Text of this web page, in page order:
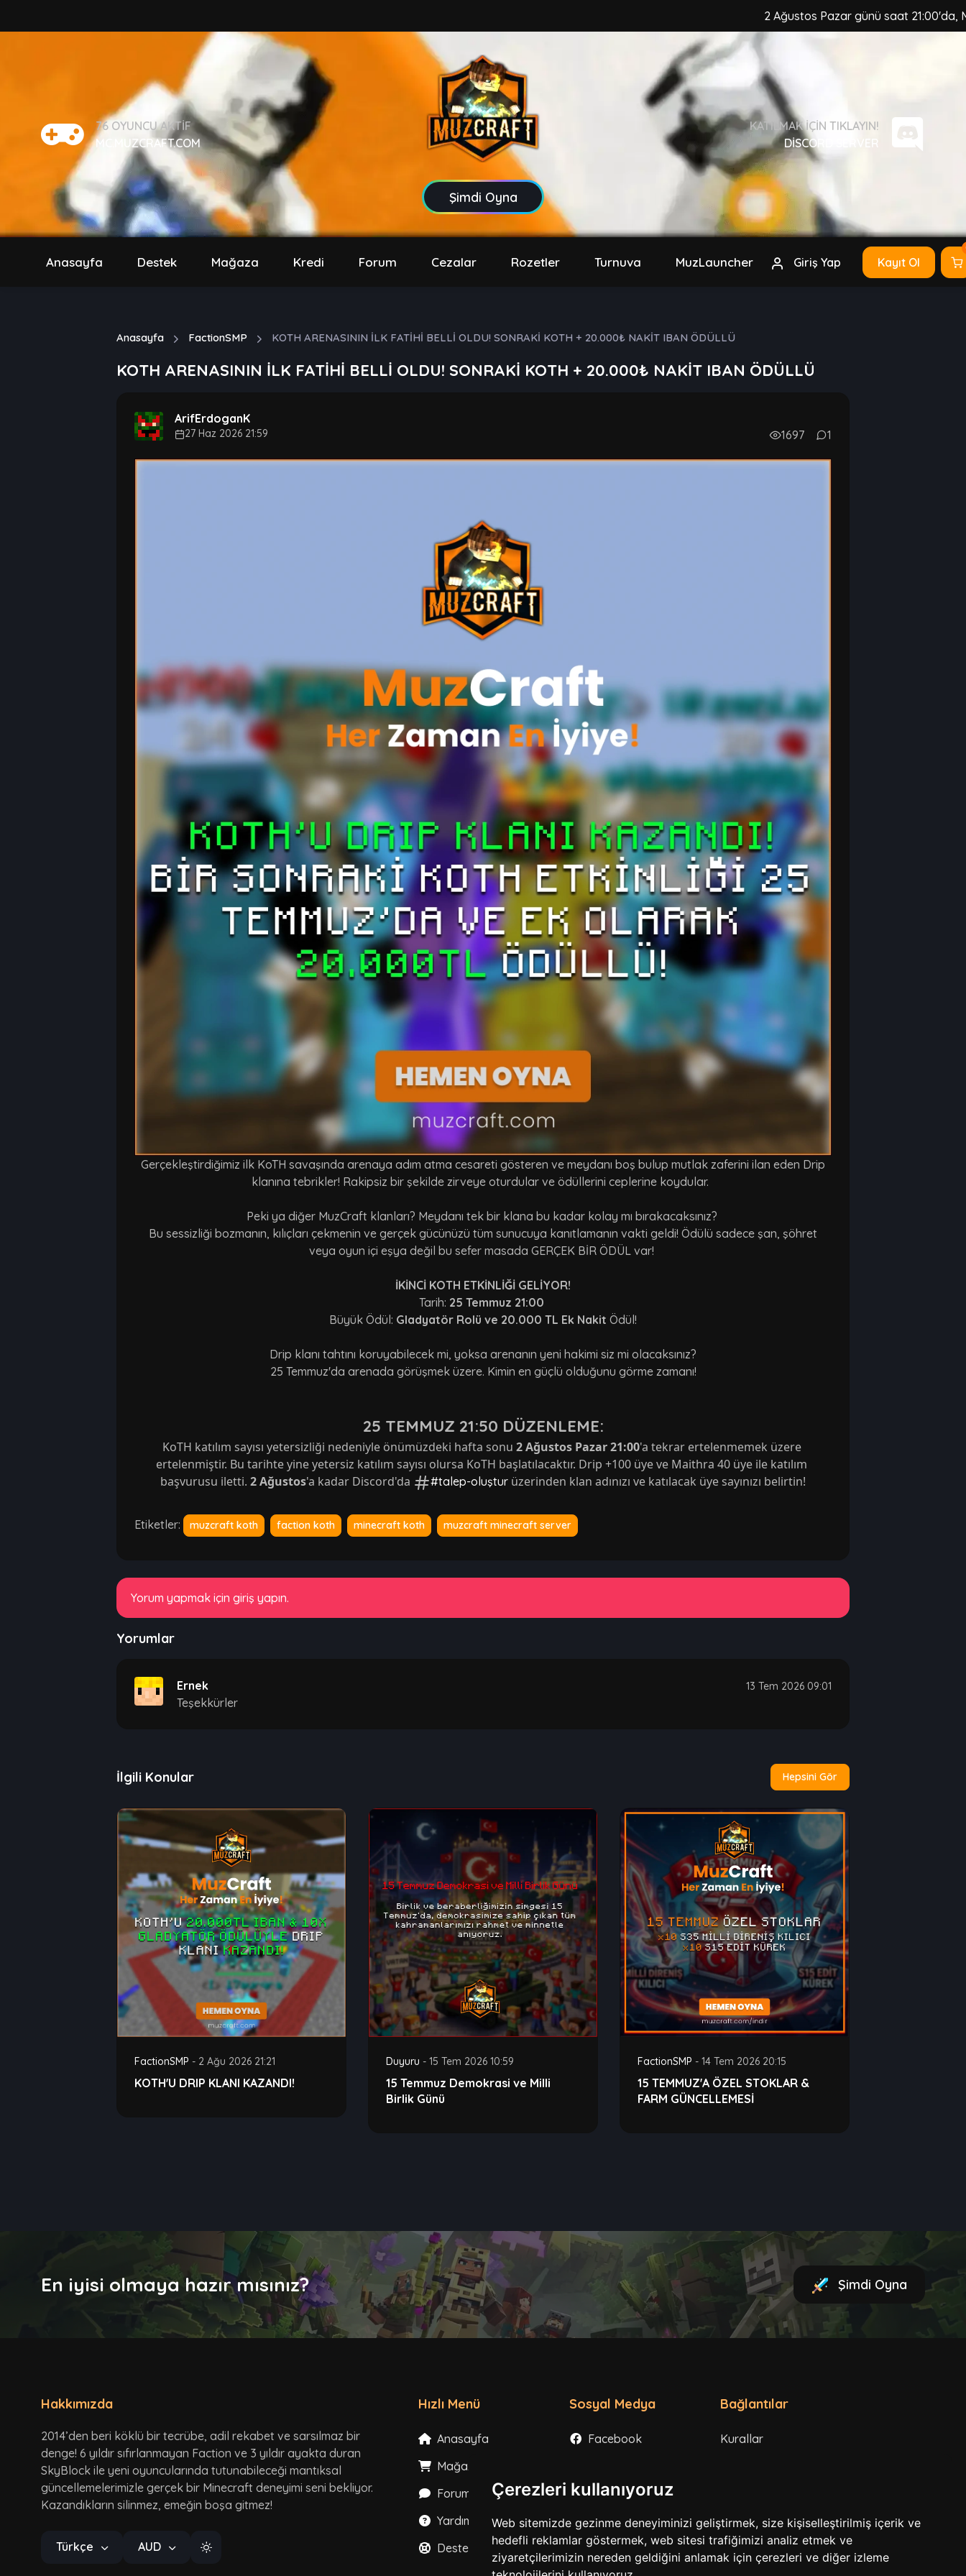
Çerezleri kullanıyoruz
Web sitemizde gezinme deneyiminizi geliştirmek, size kişiselleştirilmiş içerik ve
hedefli reklamlar göstermek, web sitesi trafiğimizi analiz etmek ve
ziyaretçilerimizin nereden geldiğini anlamak için çerezleri ve diğer izleme
2 Ağustos Pazar günü saat 21:00'da, MuzCraft
76 OYUNCU AKTIF
MC.MUZCRAFT.COM
Şimdi Oyna
KATILMAK IÇIN TIKLAYIN!
DISCORD SERVER
Giriş Yap Kayıt Ol
Anasayfa Destek Mağaza Kredi Forum Cezalar Rozetler Turnuva MuzLauncher
Anasayfa FactionSMP KOTH ARENASININ İLK FATİHİ BELLİ OLDU! SONRAKİ KOTH + 20.000₺ NAKİT IBAN ÖDÜLLÜ
KOTH ARENASININ İLK FATİHİ BELLİ OLDU! SONRAKİ KOTH + 20.000₺ NAKİT IBAN ÖDÜLLÜ
ArifErdoganK
27 Haz 2026 21:59 1697 1
Gerçekleştirdiğimiz ilk KoTH savaşında arenaya adım atma cesareti gösteren ve meydanı boş bulup mutlak zaferini ilan eden Drip
klanına tebrikler! Rakipsiz bir şekilde zirveye oturdular ve ödüllerini ceplerine koydular.
Peki ya diğer MuzCraft klanları? Meydanı tek bir klana bu kadar kolay mı bırakacaksınız?
Bu sessizliği bozmanın, kılıçları çekmenin ve gerçek gücünüzü tüm sunucuya kanıtlamanın vakti geldi! Ödülü sadece şan, şöhret
veya oyun içi eşya değil bu sefer masada GERÇEK BİR ÖDÜL var!
İKİNCİ KOTH ETKİNLİĞİ GELİYOR!
Tarih: 25 Temmuz 21:00
Büyük Ödül: Gladyatör Rolü ve 20.000 TL Ek Nakit Ödül!
Drip klanı tahtını koruyabilecek mi, yoksa arenanın yeni hakimi siz mi olacaksınız?
25 Temmuz'da arenada görüşmek üzere. Kimin en güçlü olduğunu görme zamanı!
25 TEMMUZ 21:50 DÜZENLEME:
KoTH katılım sayısı yetersizliği nedeniyle önümüzdeki hafta sonu 2 Ağustos Pazar 21:00'a tekrar ertelenmemek üzere
ertelenmiştir. Bu tarihte yine yetersiz katılım sayısı olursa KoTH başlatılacaktır. Drip +100 üye ve Maithra 40 üye ile katılım
başvurusu iletti. 2 Ağustos'a kadar Discord'da #talep-oluştur üzerinden klan adınızı ve katılacak üye sayınızı belirtin!
Etiketler: muzcraft koth faction koth minecraft koth muzcraft minecraft server
Yorum yapmak için giriş yapın.
Yorumlar
Ernek 13 Tem 2026 09:01
Teşekkürler
İlgili Konular Hepsini Gör
FactionSMP - 2 Ağu 2026 21:21
KOTH'U DRIP KLANI KAZANDI!
Duyuru - 15 Tem 2026 10:59
15 Temmuz Demokrasi ve Milli
Birlik Günü
FactionSMP - 14 Tem 2026 20:15
15 TEMMUZ'A ÖZEL STOKLAR &
FARM GÜNCELLEMESİ
En iyisi olmaya hazır mısınız? Şimdi Oyna
Hakkımızda
2014’den beri köklü bir tecrübe, adil rekabet ve sarsılmaz bir
denge! 6 yıldır sıfırlanmayan Faction ve 3 yıldır ayakta duran
SkyBlock ile yeni oyuncularında tutunabileceği mantıksal
güncellemelerimizle gerçek bir Minecraft deneyimi seni bekliyor.
Kazandıkların silinmez, emeğin boşa gitmez!
Türkçe AUD
Hızlı Menü
Anasayfa
Mağaza
Forum
Yardım
Destek
Sosyal Medya
Facebook
X
YouTube
TikTok
Bağlantılar
Kurallar